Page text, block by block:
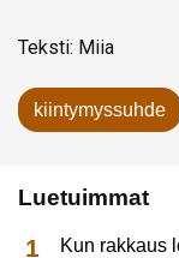
Teksti: Miia
kiintymyssuhde
Luetuimmat
Kun rakkaus